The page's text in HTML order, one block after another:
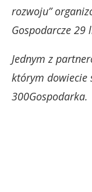
rozwoju”
Gospodarcze 29
Jednym z
którym dowiecie
300Gospodarka.